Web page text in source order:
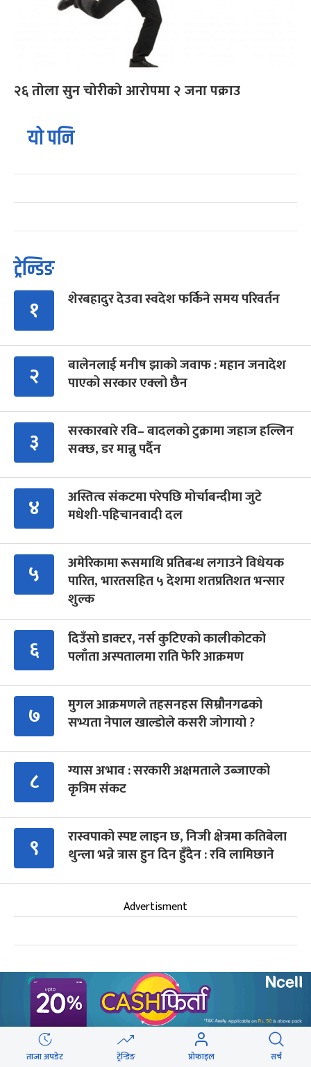
२६ तोला सुन चोरीको आरोपमा २ जना पक्राउ
यो पनि
ट्रेन्डिङ
१ शेरबहादुर देउवा स्वदेश फर्किने समय परिवर्तन
२
बालेनलाई मनीष झाको जवाफ : महान जनादेश
पाएको सरकार एक्लो छैन
३
सरकारबारे रवि– बादलको टुक्रामा जहाज हल्लिन
सक्छ, डर मान्नु पर्दैन
४
अस्तित्व संकटमा परेपछि मोर्चाबन्दीमा जुटे
मधेशी-पहिचानवादी दल
५
अमेरिकामा रूसमाथि प्रतिबन्ध लगाउने विधेयक
पारित, भारतसहित ५ देशमा शतप्रतिशत भन्सार
शुल्क
६
दिउँसो डाक्टर, नर्स कुटिएको कालीकोटको
पलाँता अस्पतालमा राति फेरि आक्रमण
७
मुगल आक्रमणले तहसनहस सिम्रौनगढको
सभ्यता नेपाल खाल्डोले कसरी जोगायो ?
८
ग्यास अभाव : सरकारी अक्षमताले उब्जाएको
कृत्रिम संकट
९
रास्वपाको स्पष्ट लाइन छ, निजी क्षेत्रमा कतिबेला
थुन्ला भन्ने त्रास हुन दिन हुँदैन : रवि लामिछाने
Advertisment
सिफारिस
७८४ प्राध्यापक : तलब त्रिविमा बुझ्छन्,
ताजा अपडेट ट्रेन्डिङ प्रोफाइल सर्च